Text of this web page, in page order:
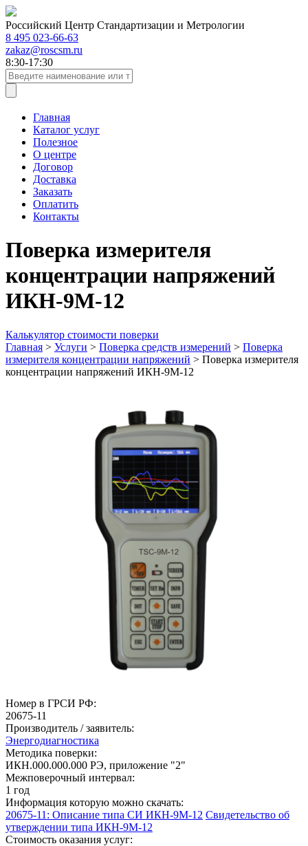
Российский Центр Стандартизации и Метрологии
8 495 023-66-63
zakaz@roscsm.ru
8:30-17:30
Главная
Каталог услуг
Полезное
О центре
Договор
Доставка
Заказать
Оплатить
Контакты
Поверка измерителя
концентрации напряжений
ИКН-9М-12
Калькулятор стоимости поверки
Главная > Услуги > Поверка средств измерений > Поверка
измерителя концентрации напряжений > Поверка измерителя
концентрации напряжений ИКН-9М-12
Номер в ГРСИ РФ:
20675-11
Производитель / заявитель:
Энергодиагностика
Методика поверки:
ИКН.000.000.000 РЭ, приложение "2"
Межповерочный интервал:
1 год
Информация которую можно скачать:
20675-11: Описание типа СИ ИКН-9М-12 Свидетельство об
утверждении типа ИКН-9М-12
Стоимость оказания услуг: